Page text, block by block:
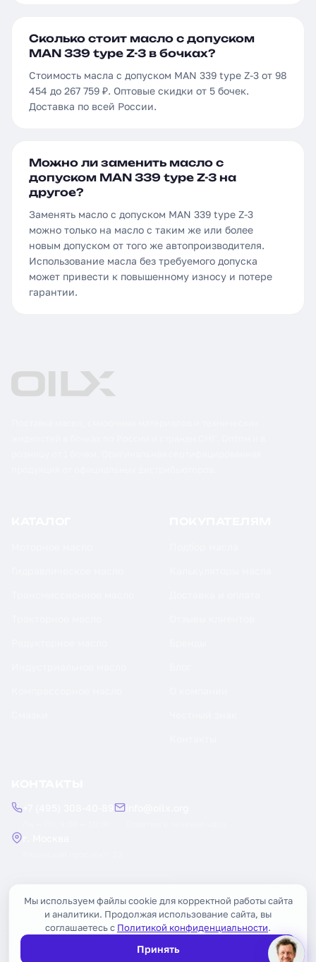
Сколько стоит масло с допуском
MAN 339 type Z-3 в бочках?
Стоимость масла с допуском MAN 339 type Z-3 от 98
454 до 267 759 ₽. Оптовые скидки от 5 бочек.
Доставка по всей России.
Можно ли заменить масло с
допуском MAN 339 type Z-3 на
другое?
Заменять масло с допуском MAN 339 type Z-3
можно только на масло с таким же или более
новым допуском от того же автопроизводителя.
Использование масла без требуемого допуска
может привести к повышенному износу и потере
гарантии.
© 2026 OILX. Все права защищены.
Мы используем файлы cookie для корректной работы сайта
и аналитики. Продолжая использование сайта, вы
соглашаетесь с Политикой конфиденциальности.
Принять